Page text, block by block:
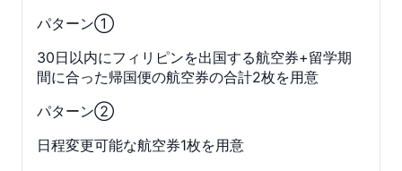
パターン①
30日以内にフィリピンを出国する航空券+留学期
間に合った帰国便の航空券の合計2枚を用意
パターン②
日程変更可能な航空券1枚を用意